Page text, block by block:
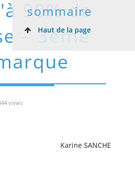
90% de
– 3ème
sommaire
Haut de la page
views
Karine SANCHE